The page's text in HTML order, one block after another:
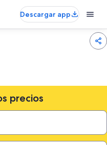
Descargar app
precios